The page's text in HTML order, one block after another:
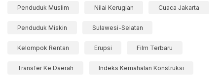
Penduduk Muslim Nilai Kerugian Cuaca Jakarta
Penduduk Miskin Sulawesi-Selatan
Kelompok Rentan Erupsi Film Terbaru
Transfer Ke Daerah Indeks Kemahalan Konstruksi